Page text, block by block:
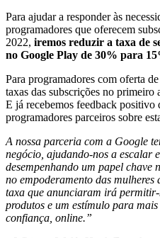
Para ajudar a responder às
programadores que oferecem
2022, iremos reduzir a taxa de
no Google Play de 30% para
Para programadores com oferta
taxas das subscrições no primeiro
E já recebemos feedback positivo
programadores parceiros sobre
A nossa parceria com a Google
negócio, ajudando-nos a escalar
desempenhando um papel chave
no empoderamento das
taxa que anunciaram irá
produtos e um estímulo para
confiança, online.”